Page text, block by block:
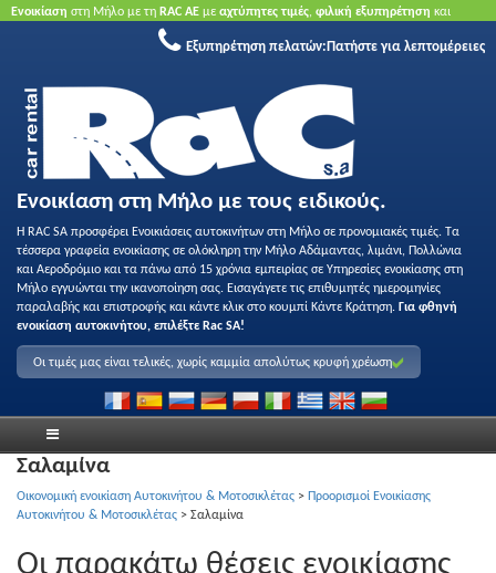
Ενοικίαση στη Μήλο με τη RAC ΑΕ με αχτύπητες τιμές, φιλική εξυπηρέτηση και
Κάντε κράτηση τώρα
Εξυπηρέτηση πελατών: Πατήστε για λεπτομέρειες
Ενοικίαση στη Μήλο με τους ειδικούς.
Η RAC SA προσφέρει Ενοικιάσεις αυτοκινήτων στη Μήλο σε προνομιακές τιμές. Τα
τέσσερα γραφεία ενοικίασης σε ολόκληρη την Μήλο Αδάμαντας, λιμάνι, Πολλώνια
και Αεροδρόμιο και τα πάνω από 15 χρόνια εμπειρίας σε Υπηρεσίες ενοικίασης στη
Μήλο εγγυώνται την ικανοποίηση σας. Εισαγάγετε τις επιθυμητές ημερομηνίες
παραλαβής και επιστροφής και κάντε κλικ στο κουμπί Κάντε Κράτηση. Για φθηνή
ενοικίαση αυτοκινήτου, επιλέξτε Rac SA!
Οι τιμές μας είναι τελικές, χωρίς καμμία απολύτως κρυφή χρέωση
Σαλαμίνα
Οικονομική ενοικίαση Αυτοκινήτου & Μοτοσικλέτας >
Προορισμοί Ενοικίασης
Αυτοκινήτου & Μοτοσικλέτας > Σαλαμίνα